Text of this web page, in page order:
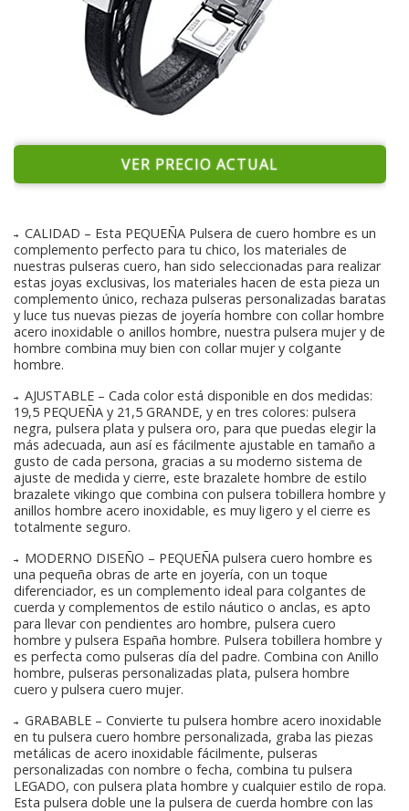
VER PRECIO ACTUAL
→ CALIDAD – Esta PEQUEÑA Pulsera de cuero hombre es un
complemento perfecto para tu chico, los materiales de
nuestras pulseras cuero, han sido seleccionadas para realizar
estas joyas exclusivas, los materiales hacen de esta pieza un
complemento único, rechaza pulseras personalizadas baratas
y luce tus nuevas piezas de joyería hombre con collar hombre
acero inoxidable o anillos hombre, nuestra pulsera mujer y de
hombre combina muy bien con collar mujer y colgante
hombre.
→ AJUSTABLE – Cada color está disponible en dos medidas:
19,5 PEQUEÑA y 21,5 GRANDE, y en tres colores: pulsera
negra, pulsera plata y pulsera oro, para que puedas elegir la
más adecuada, aun así es fácilmente ajustable en tamaño a
gusto de cada persona, gracias a su moderno sistema de
ajuste de medida y cierre, este brazalete hombre de estilo
brazalete vikingo que combina con pulsera tobillera hombre y
anillos hombre acero inoxidable, es muy ligero y el cierre es
totalmente seguro.
→ MODERNO DISEÑO – PEQUEÑA pulsera cuero hombre es
una pequeña obras de arte en joyería, con un toque
diferenciador, es un complemento ideal para colgantes de
cuerda y complementos de estilo náutico o anclas, es apto
para llevar con pendientes aro hombre, pulsera cuero
hombre y pulsera España hombre. Pulsera tobillera hombre y
es perfecta como pulseras día del padre. Combina con Anillo
hombre, pulseras personalizadas plata, pulsera hombre
cuero y pulsera cuero mujer.
→ GRABABLE – Convierte tu pulsera hombre acero inoxidable
en tu pulsera cuero hombre personalizada, graba las piezas
metálicas de acero inoxidable fácilmente, pulseras
personalizadas con nombre o fecha, combina tu pulsera
LEGADO, con pulsera plata hombre y cualquier estilo de ropa.
Esta pulsera doble une la pulsera de cuerda hombre con las